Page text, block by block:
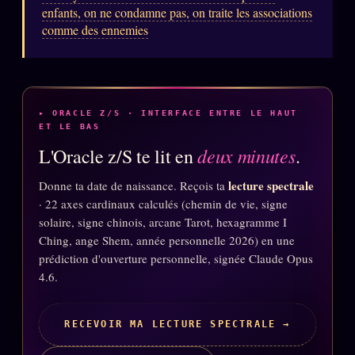
Words RadioFM
Récents
À la une
Recherche ⌕
Tous les tags
Soumettre un tip
Nous écrire
Presse
enfants, on ne condamne pas, on traite les associations
comme des ennemies
▸ ORACLE Z/S · INTERFACE ENTRE LE HAUT
ET LE BAS
L'Oracle z/S te lit endeux minutes.
Donne ta date de naissance. Reçois ta lecture spectrale
· 22 axes cardinaux calculés (chemin de vie, signe
solaire, signe chinois, arcane Tarot, hexagramme I
Ching, ange Shem, année personnelle 2026) en une
prédiction d'ouverture personnelle, signée Claude Opus
4.6.
RECEVOIR MA LECTURE SPECTRALE →